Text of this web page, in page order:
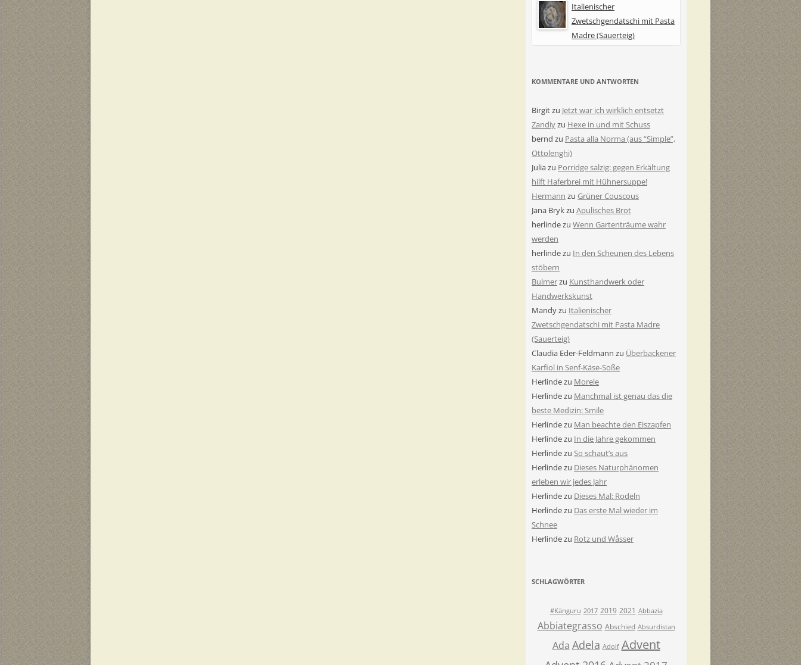
Italienischer
Zwetschgendatschi mit Pasta
Madre (Sauerteig)
KOMMENTARE UND ANTWORTEN
Birgitzu Jetzt war ich wirklich entsetzt
Zandiyzu Hexe in und mit Schuss
bernd zu Pasta alla Norma (aus “Simple”,
Ottolenghi)
Juliazu Porridge salzig: gegen Erkältung
hilft Haferbrei mit Hühnersuppe!
Hermann zu Grüner Couscous
Jana Brykzu Apulisches Brot
herlindezu Wenn Gartenträume wahr
werden
herlindezu In den Scheunen des Lebens
stöbern
Bulmerzu Kunsthandwerk oder
Handwerkskunst
Mandyzu Italienischer
Zwetschgendatschi mit Pasta Madre
(Sauerteig)
Claudia Eder-Feldmann zu Überbackener
Karfiol in Senf-Käse-Soße
Herlindezu Morele
Herlindezu Manchmal ist genau das die
beste Medizin: Smile
Herlindezu Man beachte den Eiszapfen
Herlindezu In die Jahre gekommen
Herlindezu So schaut’s aus
Herlindezu Dieses Naturphänomen
erleben wir jedes Jahr
Herlindezu Dieses Mal: Rodeln
Herlindezu Das erste Mal wieder im
Schnee
Herlindezu Rotz und Wåsser
SCHLAGWÖRTER
#Känguru 2017 2019 2021 Abbazia
Abbiategrasso Abschied Absurdistan
Ada Adela Adolf Advent